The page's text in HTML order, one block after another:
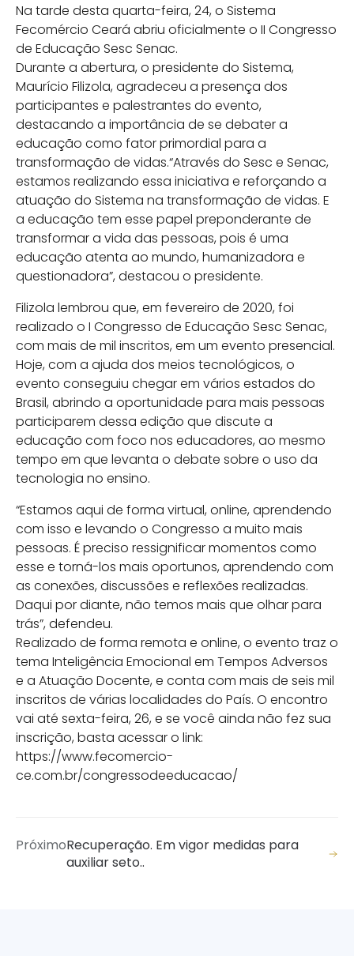
Na tarde desta quarta-feira, 24, o Sistema
Fecomércio Ceará abriu oficialmente o II Congresso
de Educação Sesc Senac.
Durante a abertura, o presidente do Sistema,
Maurício Filizola, agradeceu a presença dos
participantes e palestrantes do evento,
destacando a importância de se debater a
educação como fator primordial para a
transformação de vidas.“Através do Sesc e Senac,
estamos realizando essa iniciativa e reforçando a
atuação do Sistema na transformação de vidas. E
a educação tem esse papel preponderante de
transformar a vida das pessoas, pois é uma
educação atenta ao mundo, humanizadora e
questionadora”, destacou o presidente.
Filizola lembrou que, em fevereiro de 2020, foi
realizado o I Congresso de Educação Sesc Senac,
com mais de mil inscritos, em um evento presencial.
Hoje, com a ajuda dos meios tecnológicos, o
evento conseguiu chegar em vários estados do
Brasil, abrindo a oportunidade para mais pessoas
participarem dessa edição que discute a
educação com foco nos educadores, ao mesmo
tempo em que levanta o debate sobre o uso da
tecnologia no ensino.
“Estamos aqui de forma virtual, online, aprendendo
com isso e levando o Congresso a muito mais
pessoas. É preciso ressignificar momentos como
esse e torná-los mais oportunos, aprendendo com
as conexões, discussões e reflexões realizadas.
Daqui por diante, não temos mais que olhar para
trás”, defendeu.
Realizado de forma remota e online, o evento traz o
tema Inteligência Emocional em Tempos Adversos
e a Atuação Docente, e conta com mais de seis mil
inscritos de várias localidades do País. O encontro
vai até sexta-feira, 26, e se você ainda não fez sua
inscrição, basta acessar o link:
https://www.fecomercio-
ce.com.br/congressodeeducacao/
PróximoRecuperação. Em vigor medidas para
auxiliar seto..